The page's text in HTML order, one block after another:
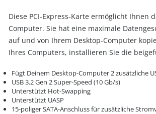
Diese PCI-Express-Karte ermöglicht Ihnen
Computer. Sie hat eine maximale
auf und von Ihrem Desktop-Computer
Ihres Computers, installieren Sie die
Fügt Deinem Desktop-Computer 2 zusätzliche
USB 3.2 Gen 2 Super-Speed (10 Gb/s)
Unterstützt Hot-Swapping
Unterstützt UASP
15-poliger SATA-Anschluss für zusätzliche